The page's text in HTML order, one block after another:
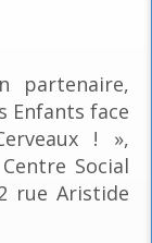
partenaire,
Enfants face
! »,
Social
rue Aristide